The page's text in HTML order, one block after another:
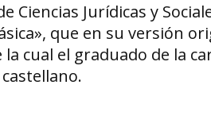
Jurídicas y
que en su versión
cual el graduado de la